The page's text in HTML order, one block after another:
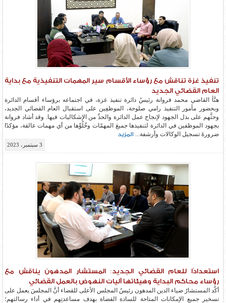
تنفيذ غزة تناقش مع رؤساء الأقسام سير المهمات التنفيذية مع بداية
العام القضائي الجديد
هنَّأ القاضي محمد فروانة رئيسُ دائرة تنفيذ غزة، في اجتماعه برؤساء أقسام الدائرة
وبحضور مأمور التنفيذ رامي صلوحة، الموظفِين على استقبال العام القضائي الجديد،
وحثَّهم على بذل الجهود لإنجاح عمل الدائرة والحدِّ من الإشكاليات فيها. وقد أشاد فروانة
بجهود الموظفين في الدائرة لتنفيذها جميعَ المهمّات وخُلُوِّها من أي مهمات عالقة، مؤكدًا
ضرورةَ تسجيل الوكالات وأرشفة...
المزيد
3 سبتمبر، 2023
استعدادًا للعام القضائي الجديد: المستشار المدهون يناقش مع
رؤساء محاكم البداية وهيئاتها آليات النهوض بالعمل القضائي
أكَّد المستشارُ ضياء الدين المدهون رئيسُ المجلس الأعلى للقضاء أنَّ المجلسَ يعمل على
تسخير جميع الإمكانات المتاحة للسادة القضاة بهدف مساعدتِهم في أداء رسالتهم؛